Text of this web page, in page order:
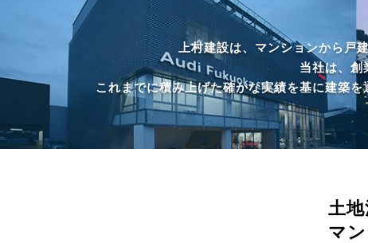
上村建設は、マンションから戸
当社は、創
これまでに積み上げた確かな実績を基に建築
土地
マ